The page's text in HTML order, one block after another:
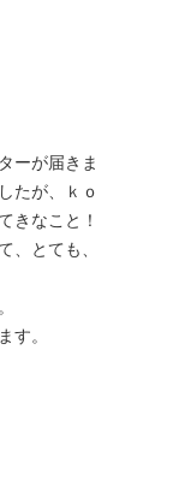
ーが届きま
たが、ｋｏ
きなこと！
、とても、
す。